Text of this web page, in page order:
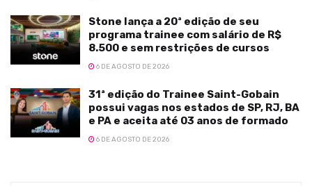
Stone lança a 20ª edição de seu
programa trainee com salário de R$
8.500 e sem restrições de cursos
6 DE AGOSTO DE 2026
31ª edição do Trainee Saint-Gobain
possui vagas nos estados de SP, RJ, BA
e PA e aceita até 03 anos de formado
6 DE AGOSTO DE 2026